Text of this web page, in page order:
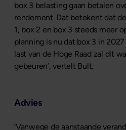
box 3 belasting gaan betalen
rendement. Dat betekent dat
1, box 2 en box 3 steeds meer
planning is nu dat box 3 in
last van de Hoge Raad zal dit
gebeuren’, vertelt Bult.
Advies
‘Vanwege de aanstaande